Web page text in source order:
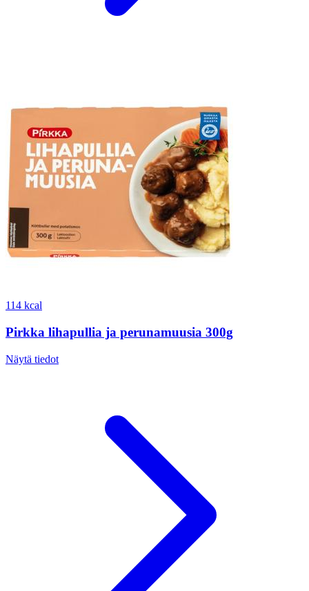
114 kcal
Pirkka lihapullia ja perunamuusia 300g
Näytä tiedot